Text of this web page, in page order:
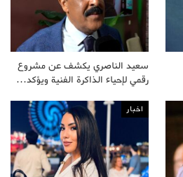
سعيد الناصري يكشف عن مشروع
رقمي لإحياء الذاكرة الفنية ويؤكد…
اخبار